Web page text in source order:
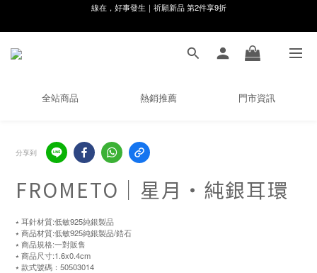
8月月初限定｜指定分類滿件88折！
🌸新會員限定🌸註冊送$100購物金
8月月初限定｜指定分類滿件88折！
全站商品 熱銷推薦 門市資訊
分享到
FROMETO｜星月・純銀耳環
⭑ 耳針材質:低敏925純銀製品
⭑ 商品材質:低敏925純銀製品/鋯石
⭑ 商品規格:一對販售
⭑ 商品尺寸:1.6x0.4cm
⭑ 款式號碼：50503014